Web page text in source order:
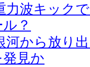
力波キック
？
河から放り
見か